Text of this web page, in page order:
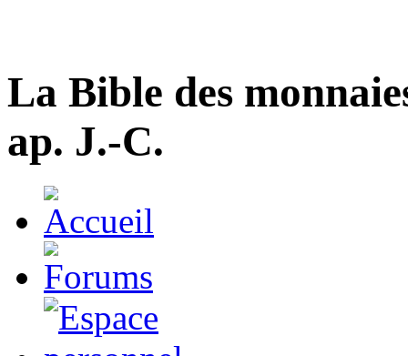
La Bible des
ap. J.-C.